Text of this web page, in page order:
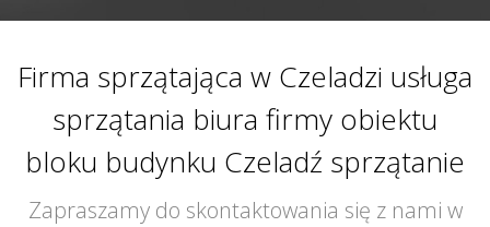
Firma sprzątająca w Czeladzi usługa
sprzątania biura firmy obiektu
bloku budynku Czeladź sprzątanie
Zapraszamy do skontaktowania się z nami w